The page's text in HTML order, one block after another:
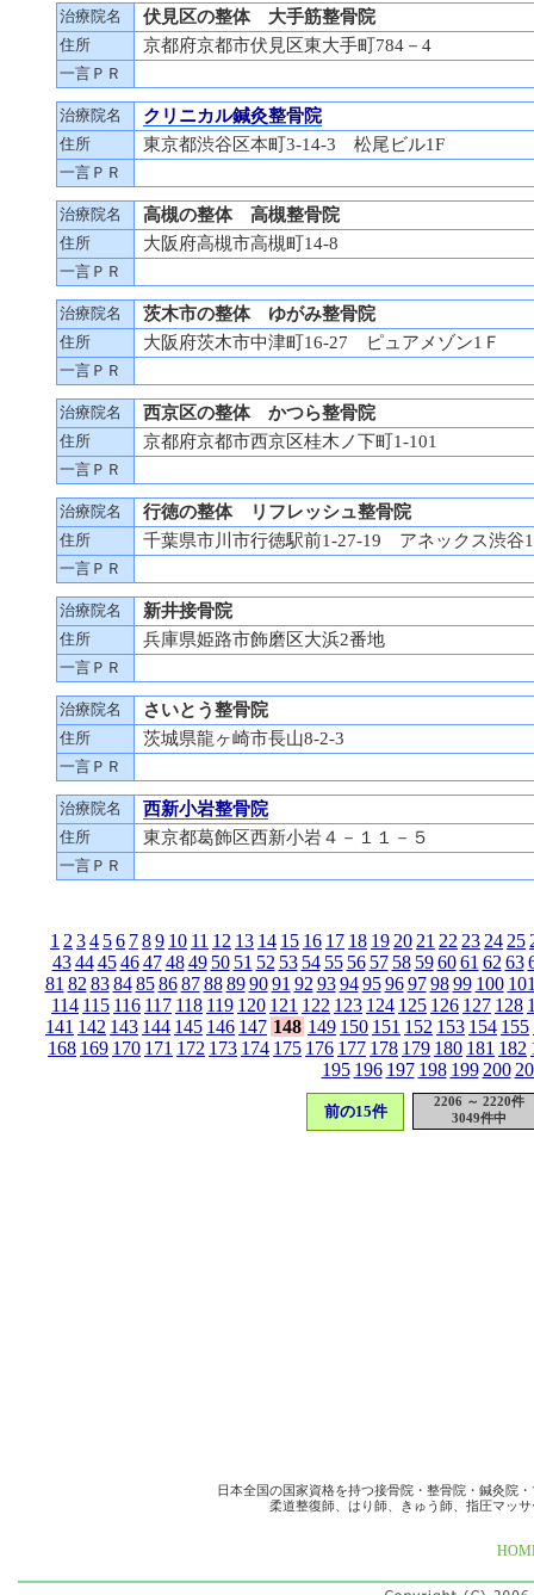
治療院名 伏見区の整体 大手筋整骨院
住所 京都府京都市伏見区東大手町784－4
一言ＰＲ
治療院名 クリニカル鍼灸整骨院
住所 東京都渋谷区本町3-14-3 松尾ビル1F
一言ＰＲ
治療院名 高槻の整体 高槻整骨院
住所 大阪府高槻市高槻町14-8
一言ＰＲ
治療院名 茨木市の整体 ゆがみ整骨院
住所 大阪府茨木市中津町16-27 ピュアメゾン1Ｆ
一言ＰＲ
治療院名 西京区の整体 かつら整骨院
住所 京都府京都市西京区桂木ノ下町1-101
一言ＰＲ
治療院名 行徳の整体 リフレッシュ整骨院
住所 千葉県市川市行徳駅前1-27-19 アネックス渋谷
一言ＰＲ
治療院名 新井接骨院
住所 兵庫県姫路市飾磨区大浜2番地
一言ＰＲ
治療院名 さいとう整骨院
住所 茨城県龍ヶ崎市長山8-2-3
一言ＰＲ
治療院名 西新小岩整骨院
住所 東京都葛飾区西新小岩４－１１－５
一言ＰＲ
1 2 34 56 789 10 11 12 13 14 15 16 17 18 19 20 21 22 23 24 25
43 44 45 46 47 48 49 50 51 52 53 54 55 56 57 58 59 60 61 62 63
81 82 83 84 85 86 87 88 89 90 91 92 93 94 95 96 97 98 99 100
114 115 116 117 118 119 120 121 122 123 124 125 126 127 128
141 142 143 144 145 146 147 148 149 150 151 152 153 154 155
168 169 170 171 172 173 174 175 176 177 178 179 180 181 182
195 196 197 198 199 200
前の15件
2206 ～ 2220件
3049件中
日本全国の国家資格を持つ接骨院・整骨院・鍼灸院
柔道整復師、はり師、きゅう師、指圧マッ